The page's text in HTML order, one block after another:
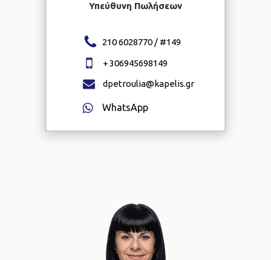
Υπεύθυνη Πωλήσεων
210 6028770 / #149
+306945698149
dpetroulia@kapelis.gr
WhatsApp